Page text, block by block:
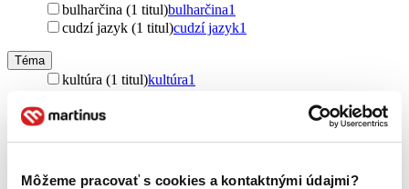
Môžeme pracovať s cookies a kontaktnými údajmi?
bulharčina (1 titul)bulharčina1
cudzí jazyk (1 titul)cudzí jazyk1
Téma
kultúra (1 titul)kultúra1
medzinárodné vzťahy (1 titul)
medzinárodné vzťahy1